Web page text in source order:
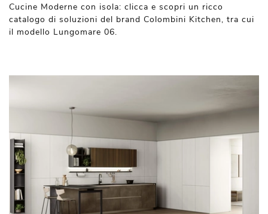
Cucine Moderne con isola: clicca e scopri un ricco
catalogo di soluzioni del brand Colombini Kitchen, tra cui
il modello Lungomare 06.